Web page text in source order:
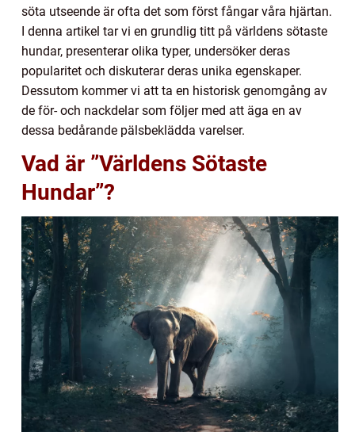
söta utseende är ofta det som först fångar våra hjärtan.
I denna artikel tar vi en grundlig titt på världens sötaste
hundar, presenterar olika typer, undersöker deras
popularitet och diskuterar deras unika egenskaper.
Dessutom kommer vi att ta en historisk genomgång av
de för- och nackdelar som följer med att äga en av
dessa bedårande pälsbeklädda varelser.
Vad är ”Världens Sötaste
Hundar”?